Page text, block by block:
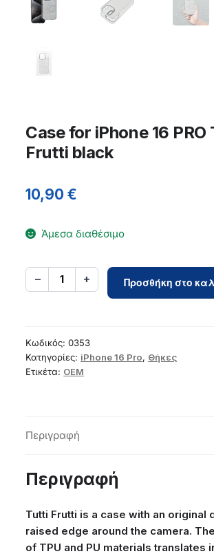
Case for iPhone 16 PRO
Frutti black
10,90€
Άμεσα διαθέσιμο
− 1 +
Case
for
Tutti
Προσθήκη στο
Κωδικός:0353
Κατηγορίες: iPhone 16 Pro, Θήκες
Ετικέτα: OEM
Περιγραφή
Περιγραφή
Tutti Frutti is a case with an original
raised edge around the camera.
of TPU and PU materials translates